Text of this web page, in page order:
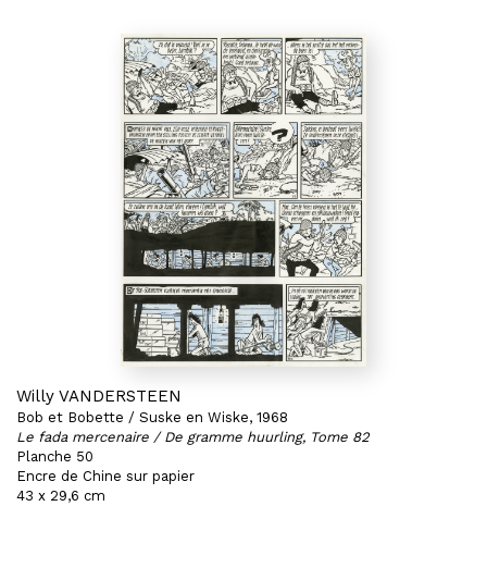
Willy VANDERSTEEN
Bob et Bobette / Suske en Wiske, 1968
Le fada mercenaire / De gramme huurling, Tome 82
Planche 50
Encre de Chine sur papier
43 x 29,6 cm